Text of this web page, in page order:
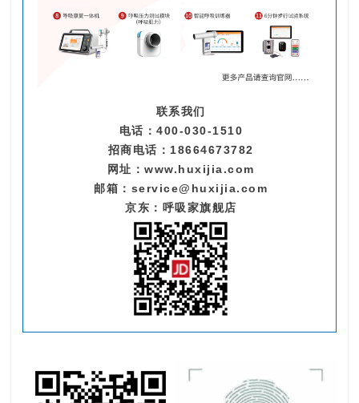
联系我们
电话：400-030-1510
招商电话：18664673782
网址：www.huxijia.com
邮箱：service@huxijia.com
京东：呼吸家旗舰店